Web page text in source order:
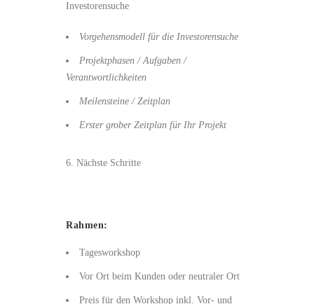
Investorensuche
Vorgehensmodell für die Investorensuche
Projektphasen / Aufgaben /
Verantwortlichkeiten
Meilensteine / Zeitplan
Erster grober Zeitplan für Ihr Projekt
6. Nächste Schritte
Rahmen:
Tagesworkshop
Vor Ort beim Kunden oder neutraler Ort
Preis für den Workshop inkl. Vor- und